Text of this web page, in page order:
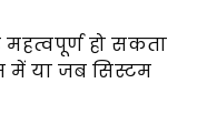
हो सकता
में या जब सिस्टम